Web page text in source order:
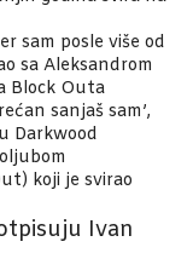
sam posle više od
sa Aleksandrom
Block Outa
sanjaš sam’,
Darkwood
koji je svirao
Ivan